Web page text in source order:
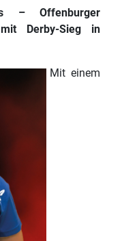
– Offenburger
Derby-Sieg in
Mit einem